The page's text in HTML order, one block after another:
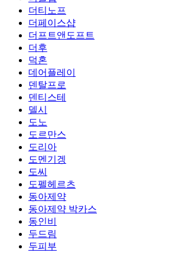
더티노프
더페이스샵
더프트앤도프트
더후
덕혼
데어플레이
덴탈프로
덴티스테
델시
도노
도르만스
도리아
도멘기겡
도씨
도펠헤르츠
동아제약
동아제약 박카스
동인비
두드림
두피부